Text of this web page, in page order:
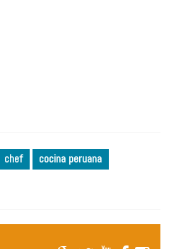
chef
cocina peruana